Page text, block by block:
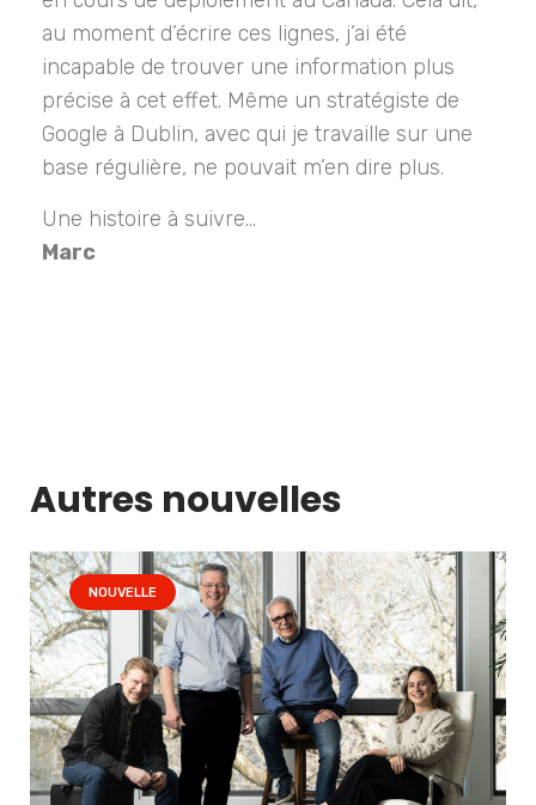
au moment d’écrire ces lignes, j’ai été
incapable de trouver une information plus
précise à cet effet. Même un stratégiste de
Google à Dublin, avec qui je travaille sur une
base régulière, ne pouvait m’en dire plus.
Une histoire à suivre…
Marc
Autres nouvelles
NOUVELLE